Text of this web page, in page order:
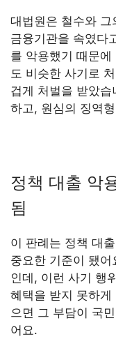
대법원은 철수와 그
금융기관을 속였다
를 악용했기 때문
도 비슷한 사기로
겁게 처벌을 받았
하고, 원심의 징역
정책 대출 악
됨
이 판례는 정책 대
중요한 기준이 됐
인데, 이런 사기 행
혜택을 받지 못하
으면 그 부담이 국
어요.